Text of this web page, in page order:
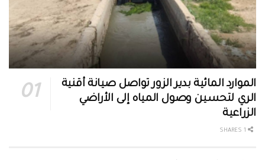
الموارد المائية بدير الزور تواصل صيانة أقنية
الري لتحسين وصول المياه إلى الأراضي
الزراعية